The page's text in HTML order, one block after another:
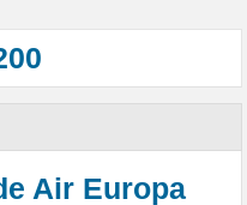
Air Europa